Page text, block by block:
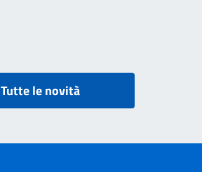
Tutte le novità